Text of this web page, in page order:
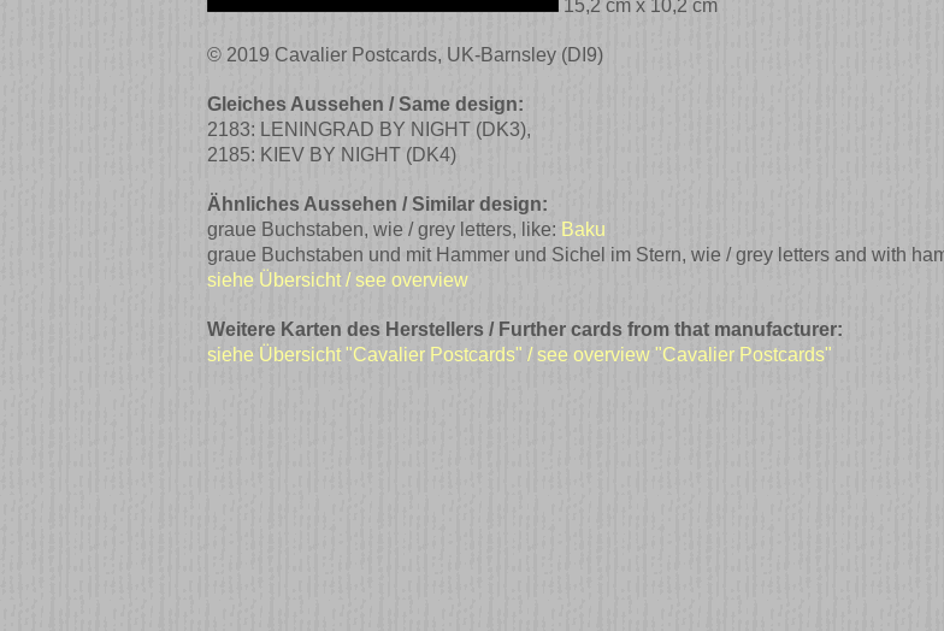
15,2 cm x 10,2 cm
© 2019 Cavalier Postcards, UK-Barnsley (DI9)
Gleiches Aussehen / Same design:
2183: LENINGRAD BY NIGHT (DK3),
2185: KIEV BY NIGHT (DK4)
Ähnliches Aussehen / Similar design:
graue Buchstaben, wie / grey letters, like: Baku
graue Buchstaben und mit Hammer und Sichel im Stern, wie / grey letters and with
siehe Übersicht / see overview
Weitere Karten des Herstellers / Further cards from that manufacturer:
siehe Übersicht "Cavalier Postcards" / see overview "Cavalier Postcards"